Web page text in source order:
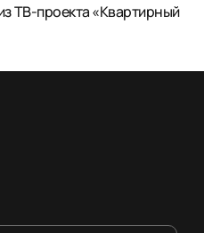
ТВ-проекта «Квартирный